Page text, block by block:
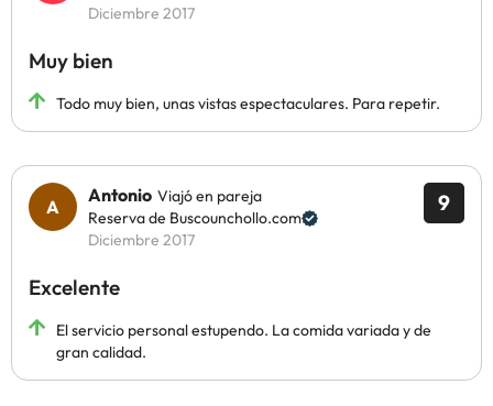
Diciembre 2017
Muy bien
Todo muy bien, unas vistas espectaculares. Para repetir.
9
Antonio Viajó en pareja
Reserva de Buscounchollo.com
Diciembre 2017
Excelente
El servicio personal estupendo. La comida variada y de
gran calidad.